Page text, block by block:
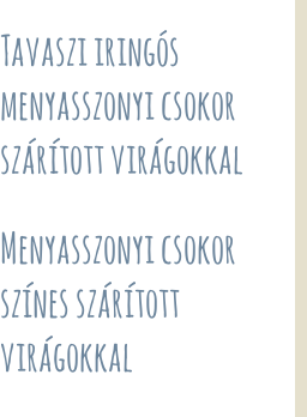
Tavaszi iringós
menyasszonyi csokor
szárított virágokkal
Menyasszonyi csokor
színes szárított
virágokkal